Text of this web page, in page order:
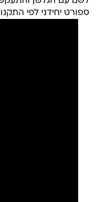
ספורט יחידני לפי